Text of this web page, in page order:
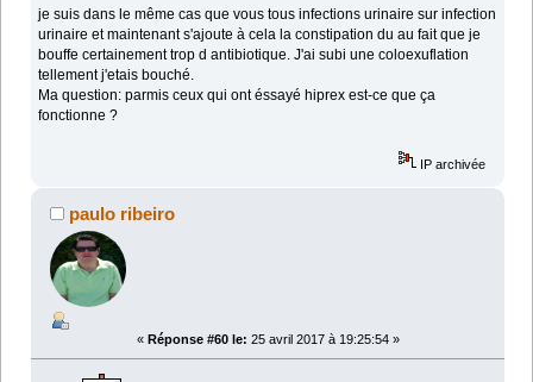
je suis dans le même cas que vous tous infections urinaire sur infection
urinaire et maintenant s'ajoute à cela la constipation du au fait que je
bouffe certainement trop d antibiotique. J'ai subi une coloexuflation
tellement j'etais bouché.
Ma question: parmis ceux qui ont éssayé hiprex est-ce que ça
fonctionne ?
IP archivée
paulo ribeiro
« Réponse #60 le: 25 avril 2017 à 19:25:54 »